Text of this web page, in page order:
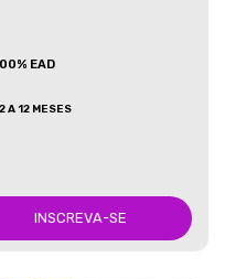
EAD
2 A 12 MESES
INSCREVA-SE